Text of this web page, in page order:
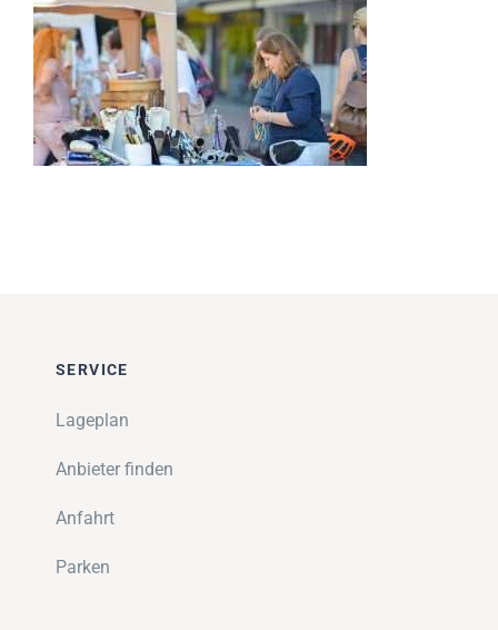
Impressionen
Über uns
SUCHE
SERVICE
Lageplan
Anbieter finden
Anfahrt
Parken